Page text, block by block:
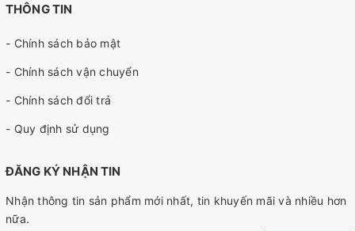
THÔNG TIN
- Chính sách bảo mật
- Chính sách vận chuyển
- Chính sách đổi trả
- Quy định sử dụng
ĐĂNG KÝ NHẬN TIN
Nhận thông tin sản phẩm mới nhất, tin khuyến mãi và nhiều hơn
nữa.